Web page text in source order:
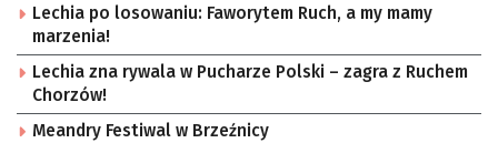
Lechia po losowaniu: Faworytem Ruch, a my mamy
marzenia!
Lechia zna rywala w Pucharze Polski – zagra z Ruchem
Chorzów!
Meandry Festiwal w Brzeźnicy